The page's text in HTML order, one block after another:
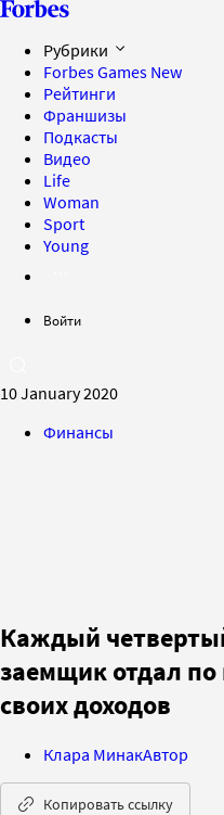
Рубрики
Forbes Games New
Рейтинги
Франшизы
Подкасты
Видео
Life
Woman
Sport
Young
Войти
10 January 2020
Финансы
Каждый
заемщик отдал
своих доходов
Клара МинакАвтор
Копировать ссылку